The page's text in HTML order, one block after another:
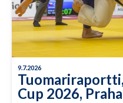
9.7.2026
Cup 2026,